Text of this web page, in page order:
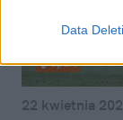
Data
Sport
22 kwietnia